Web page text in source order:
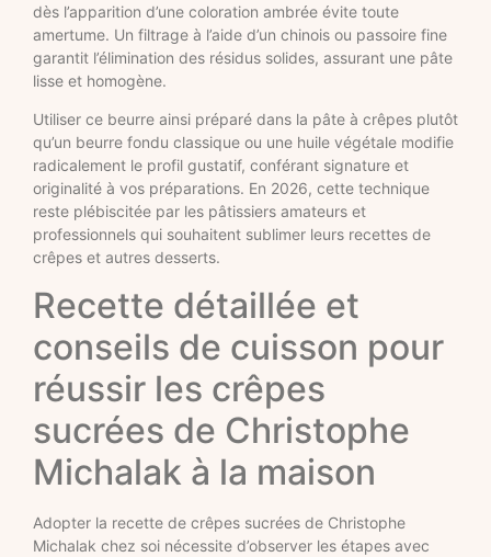
dès l’apparition d’une coloration ambrée évite toute
amertume. Un filtrage à l’aide d’un chinois ou passoire fine
garantit l’élimination des résidus solides, assurant une pâte
lisse et homogène.
Utiliser ce beurre ainsi préparé dans la pâte à crêpes plutôt
qu’un beurre fondu classique ou une huile végétale modifie
radicalement le profil gustatif, conférant signature et
originalité à vos préparations. En 2026, cette technique
reste plébiscitée par les pâtissiers amateurs et
professionnels qui souhaitent sublimer leurs recettes de
crêpes et autres desserts.
Recette détaillée et
conseils de cuisson pour
réussir les crêpes
sucrées de Christophe
Michalak à la maison
Adopter la recette de crêpes sucrées de Christophe
Michalak chez soi nécessite d’observer les étapes avec